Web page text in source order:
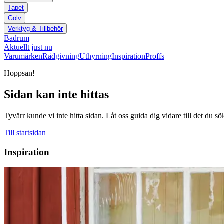
Tapet
Golv
Verktyg & Tillbehör
Badrum
Aktuellt just nu
VarumärkenRådgivningUthyrningInspirationProffs
Hoppsan!
Sidan kan inte hittas
Tyvärr kunde vi inte hitta sidan. Låt oss guida dig vidare till det du
Till startsidan
Inspiration